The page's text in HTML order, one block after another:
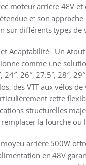
moteur arrière 48V et
et son
sur différents types de
Adaptabilité : Un
comme une
24″, 26″, 27.5″, 28″,
des VTT aux vélos
cette
structurelles
remplacer la fourche
arrière 500W
en 48V